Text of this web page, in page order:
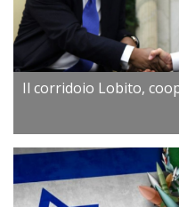
Il corridoio Lobito,